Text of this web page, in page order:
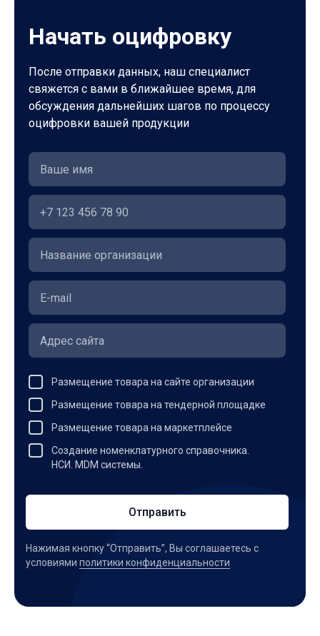
Начать оцифровку
После отправки данных, наш специалист
свяжется с вами в ближайшее время, для
обсуждения дальнейших шагов по процессу
оцифровки вашей продукции
Размещение товара на сайте организации
Размещение товара на тендерной площадке
Размещение товара на маркетплейсе
Создание номенклатурного справочника.
НСИ. MDM системы.
Отправить
Нажимая кнопку “Отправить”, Вы соглашаетесь c
условиями политики конфиденциальности